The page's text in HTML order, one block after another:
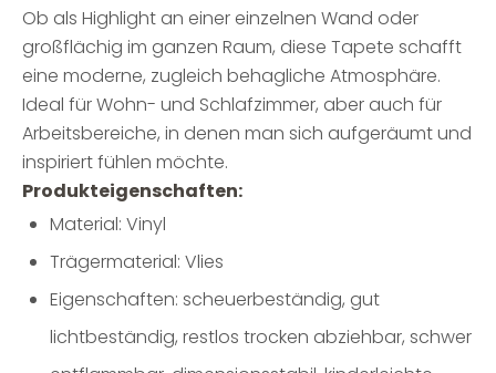
Ob als Highlight an einer einzelnen Wand oder
großflächig im ganzen Raum, diese Tapete schafft
eine moderne, zugleich behagliche Atmosphäre.
Ideal für Wohn- und Schlafzimmer, aber auch für
Arbeitsbereiche, in denen man sich aufgeräumt und
inspiriert fühlen möchte.
Produkteigenschaften:
Material: Vinyl
Trägermaterial: Vlies
Eigenschaften: scheuerbeständig, gut
lichtbeständig, restlos trocken abziehbar, schwer